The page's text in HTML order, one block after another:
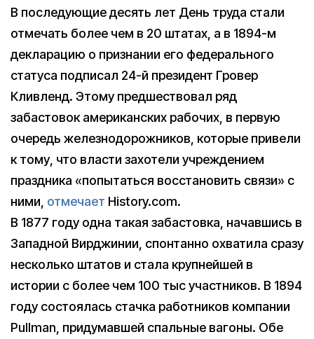
В последующие десять лет День труда стали
отмечать более чем в 20 штатах, а в 1894-м
декларацию о признании его федерального
статуса подписал 24-й президент Гровер
Кливленд. Этому предшествовал ряд
забастовок американских рабочих, в первую
очередь железнодорожников, которые привели
к тому, что власти захотели учреждением
праздника «попытаться восстановить связи» с
ними, отмечает History.com.
В 1877 году одна такая забастовка, начавшись в
Западной Вирджинии, спонтанно охватила сразу
несколько штатов и стала крупнейшей в
истории с более чем 100 тыс участников. В 1894
году состоялась стачка работников компании
Pullman, придумавшей спальные вагоны. Обе